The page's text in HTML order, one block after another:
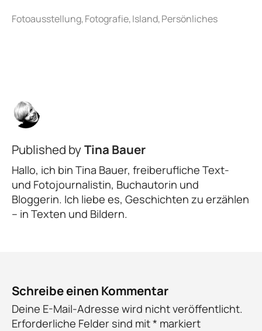
Published byTina Bauer
Hallo, ich bin Tina Bauer, freiberufliche Text-
und Fotojournalistin, Buchautorin und
Bloggerin. Ich liebe es, Geschichten zu erzählen
– in Texten und Bildern.
Schreibe einen Kommentar
Deine E-Mail-Adresse wird nicht veröffentlicht.
Erforderliche Felder sind mit* markiert